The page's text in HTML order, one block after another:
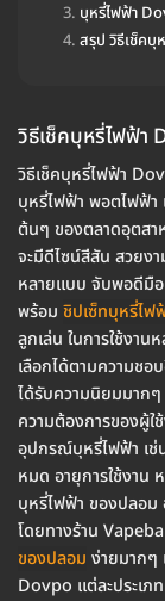
บุหรี่ไฟฟ้า
สรุป วิธีเช็ค
วิธีเช็คบุหรี่ไฟฟ้า
วิธีเช็คบุหรี่ไฟฟ้า
บุหรี่ไฟฟ้า พอตไฟฟ้า
ต้นๆ ของตลาดอุตสา
จะมีดีไซน์สีสัน สวยง
หลายแบบ จับพอดีมือ
พร้อม ชิปเซ็ทบุหรี่ไฟ
ลูกเล่น ในการใช้งา
เลือกได้ตามความช
ได้รับความนิยมมาก
ความต้องการของผู้ใ
อุปกรณ์บุหรี่ไฟฟ้า เช่
หมด อายุการใช้งาน
บุหรี่ไฟฟ้า ของปลอม
โดยทางร้าน
ของปลอม ง่ายมากๆ
Dovpo แต่ละประเภ